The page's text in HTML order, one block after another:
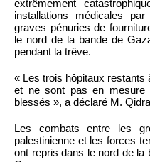
extrêmement
installations médicales
graves pénuries de
le nord de la bande de
pendant la trêve.
« Les trois hôpitaux restants
et ne sont pas en mesure
blessés », a déclaré M.
Les combats entre les
palestinienne et les forces
ont repris dans le nord de la